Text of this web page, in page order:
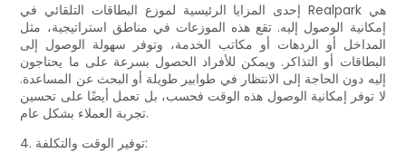
إحدى المزايا الرئيسية لموزع البطاقات التلقائي في Realpark هي
إمكانية الوصول إليه. تقع هذه الموزعات في مناطق استراتيجية، مثل
المداخل أو الردهات أو مكاتب الخدمة، وتوفر سهولة الوصول إلى
البطاقات أو التذاكر. ويمكن للأفراد الحصول بسرعة على ما يحتاجون
إليه دون الحاجة إلى الانتظار في طوابير طويلة أو البحث عن المساعدة.
لا توفر إمكانية الوصول هذه الوقت فحسب، بل تعمل أيضًا على تحسين
تجربة العملاء بشكل عام.
4. توفير الوقت والتكلفة: